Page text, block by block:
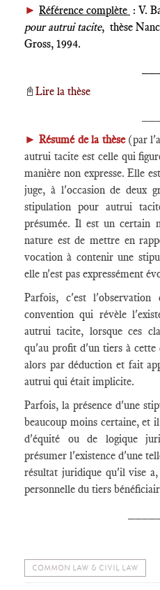
► Référence complète : V.
pour autrui tacite, thèse
Gross, 1994.
📓 Lire la thèse
►Résumé de la thèse(par
autrui tacite est celle qui
manière non expresse. Elle
juge, à l'occasion de deux
stipulation pour autrui
présumée. Il est un certain
nature est de mettre en
vocation à contenir une
elle n'est pas expressément
Parfois, c'est l'observation
convention qui révèle
autrui tacite, lorsque ces
qu'au profit d'un tiers à cette
alors par déduction et fait
autrui qui était implicite.
Parfois, la présence d'une
beaucoup moins certaine, et
d'équité ou de logique
présumer l'existence d'une
résultat juridique qu'il vise
personnelle du tiers
COMMON LAW & CIVIL LAW